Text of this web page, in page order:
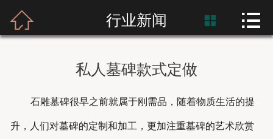
首页
新闻资讯
 行业新闻  
私人墓碑款式定做
石雕墓碑很早之前就属于刚需品，随着物质生活的提
升，人们对墓碑的定制和加工，更加注重墓碑的艺术欣赏